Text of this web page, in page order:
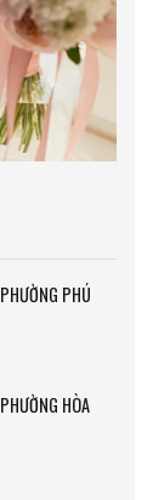
PHÚ
HÒA